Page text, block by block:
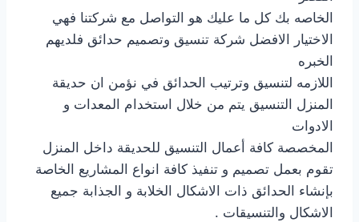
الخاصه بك كل ما عليك هو التواصل مع شركتنا فهي
الاختيار الافضل شركة تنسيق وتصميم حدائق فلديهم
الخبره
اللازمه لتنسيق وترتيب الحدائق في نؤمن ان حديقة
المنزل التنسيق يتم من خلال استخدام المعدات و
الادوات
المخصصة كافة أعمال التنسيق للحديقة داخل المنزل
تقوم بعمل تصميم و تنفيذ كافة انواع المشاريع الخاصة
بإنشاء الحدائق ذات الاشكال الخلابة و الجذابة جميع
الاشكال والتنسيقات .